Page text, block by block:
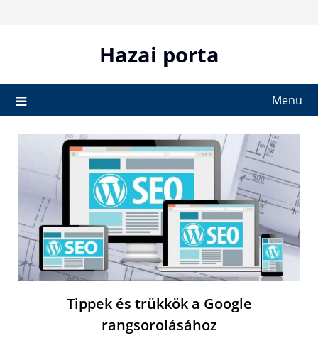
Hazai porta
Menu
Tippek és trükkök a Google
rangsorolásához